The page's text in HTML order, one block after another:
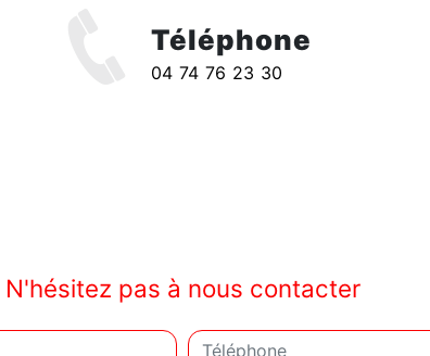
Téléphone
04 74 76 23 30
N'hésitez pas à nous contacter